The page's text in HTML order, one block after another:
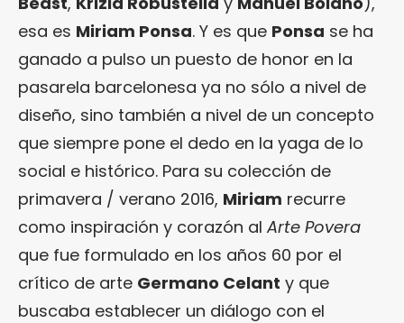
esa es Miriam Ponsa. Y es que Ponsa se ha
ganado a pulso un puesto de honor en la
pasarela barcelonesa ya no sólo a nivel de
diseño, sino también a nivel de un concepto
que siempre pone el dedo en la yaga de lo
social e histórico. Para su colección de
primavera / verano 2016, Miriam recurre
como inspiración y corazón al Arte Povera
que fue formulado en los años 60 por el
crítico de arte Germano Celant y que
buscaba establecer un diálogo con el